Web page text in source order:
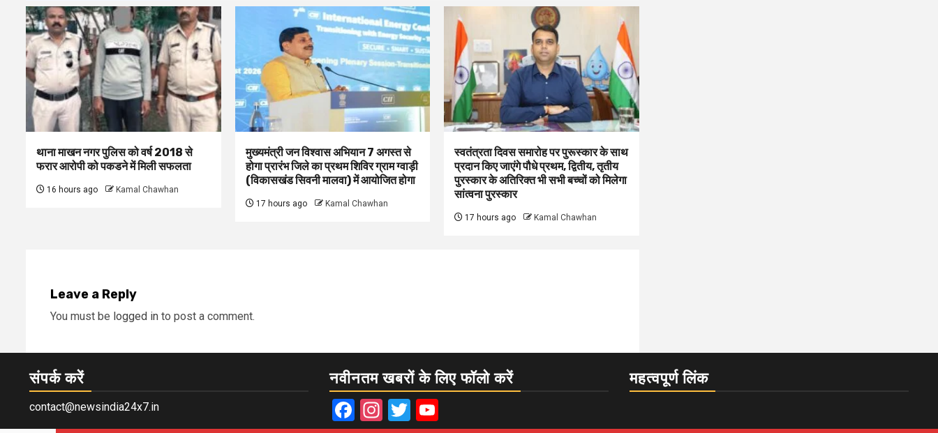
थाना माखन नगर पुलिस को वर्ष 2018 से
फरार आरोपी को पकडने में मिली सफलता
16 hours ago Kamal Chawhan
मुख्यमंत्री जन विश्वास अभियान 7 अगस्त से
होगा प्रारंभ जिले का प्रथम शिविर ग्राम ग्वाड़ी
(विकासखंड सिवनी मालवा) में आयोजित होगा
17 hours ago Kamal Chawhan
स्वतंत्रता दिवस समारोह पर पुरूस्‍कार के साथ
प्रदान किए जाएंगे पौधे प्रथम, द्वितीय, तृतीय
पुरस्कार के अतिरिक्त भी सभी बच्चों को मिलेगा
सांत्वना पुरस्कार
17 hours ago Kamal Chawhan
Leave a Reply
You must be logged in to post a comment.
संपर्क करें
contact@newsindia24x7.in
नवीनतम खबरों के लिए फॉलो करें
Facebook
Instagram
Twitter
महत्वपूर्ण लिंक